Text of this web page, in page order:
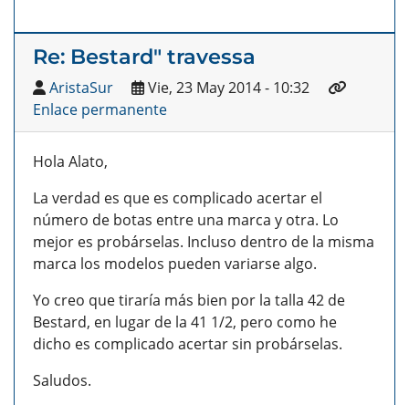
Re: Bestard" travessa
AristaSur
Vie, 23 May 2014 - 10:32
Enlace permanente
Hola Alato,
La verdad es que es complicado acertar el
número de botas entre una marca y otra. Lo
mejor es probárselas. Incluso dentro de la misma
marca los modelos pueden variarse algo.
Yo creo que tiraría más bien por la talla 42 de
Bestard, en lugar de la 41 1/2, pero como he
dicho es complicado acertar sin probárselas.
Saludos.